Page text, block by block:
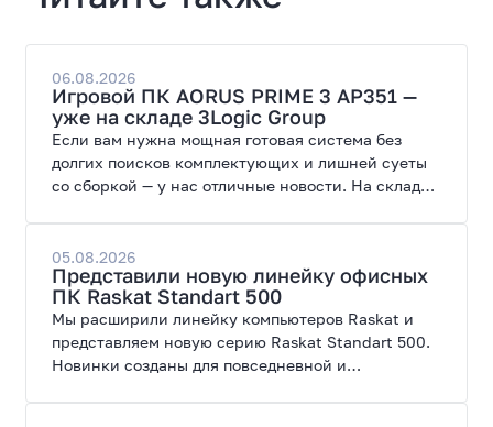
06.08.2026
Игровой ПК AORUS PRIME 3 AP351 —
уже на складе 3Logic Group
Если вам нужна мощная готовая система без
долгих поисков комплектующих и лишней суеты
со сборкой — у нас отличные новости. На склад
современных игр и работы с нейросетями.
05.08.2026
Представили новую линейку офисных
ПК Raskat Standart 500
Мы расширили линейку компьютеров Raskat и
представляем новую серию Raskat Standart 500.
Новинки созданы для повседневной и